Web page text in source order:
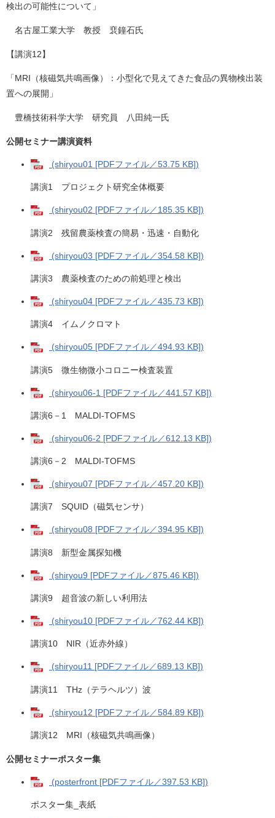
検出の可能性について」
名古屋工業大学 教授 裵鐘石氏
【講演12】
「MRI（核磁気共鳴画像）：小型化で見えてきた食品の異物検出装
置への展開」
豊橋技術科学大学 研究員 八田純一氏
公開セミナー講演資料
(shiryou01 [PDFファイル／53.75 KB])
講演1 プロジェクト研究全体概要
(shiryou02 [PDFファイル／185.35 KB])
講演2 残留農薬検査の簡易・迅速・自動化
(shiryou03 [PDFファイル／354.58 KB])
講演3 農薬検査のための前処理と検出
(shiryou04 [PDFファイル／435.73 KB])
講演4 イムノクロマト
(shiryou05 [PDFファイル／494.93 KB])
講演5 微生物微小コロニー検査装置
(shiryou06-1 [PDFファイル／441.57 KB])
講演6－1 MALDI-TOFMS
(shiryou06-2 [PDFファイル／612.13 KB])
講演6－2 MALDI-TOFMS
(shiryou07 [PDFファイル／457.20 KB])
講演7 SQUID（磁気センサ）
(shiryou08 [PDFファイル／394.95 KB])
講演8 新型金属探知機
(shiryou9 [PDFファイル／875.46 KB])
講演9 超音波の新しい利用法
(shiryou10 [PDFファイル／762.44 KB])
講演10 NIR（近赤外線）
(shiryou11 [PDFファイル／689.13 KB])
講演11 THz（テラヘルツ）波
(shiryou12 [PDFファイル／584.89 KB])
講演12 MRI（核磁気共鳴画像）
公開セミナーポスター集
(posterfront [PDFファイル／397.53 KB])
ポスター集_表紙